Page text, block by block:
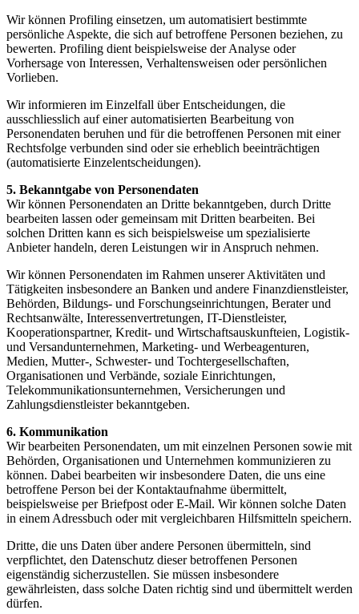
Wir können Profiling einsetzen, um automatisiert bestimmte
persönliche Aspekte, die sich auf betroffene Personen beziehen, zu
bewerten. Profiling dient beispielsweise der Analyse oder
Vorhersage von Interessen, Verhaltensweisen oder persönlichen
Vorlieben.
Wir informieren im Einzelfall über Entscheidungen, die
ausschliesslich auf einer automatisierten Bearbeitung von
Personendaten beruhen und für die betroffenen Personen mit einer
Rechtsfolge verbunden sind oder sie erheblich beeinträchtigen
(automatisierte Einzelentscheidungen).
5. Bekanntgabe von Personendaten
Wir können Personendaten an Dritte bekanntgeben, durch Dritte
bearbeiten lassen oder gemeinsam mit Dritten bearbeiten. Bei
solchen Dritten kann es sich beispielsweise um spezialisierte
Anbieter handeln, deren Leistungen wir in Anspruch nehmen.
Wir können Personendaten im Rahmen unserer Aktivitäten und
Tätigkeiten insbesondere an Banken und andere Finanzdienstleister,
Behörden, Bildungs- und Forschungseinrichtungen, Berater und
Rechtsanwälte, Interessenvertretungen, IT-Dienstleister,
Kooperationspartner, Kredit- und Wirtschaftsauskunfteien, Logistik-
und Versandunternehmen, Marketing- und Werbeagenturen,
Medien, Mutter-, Schwester- und Tochtergesellschaften,
Organisationen und Verbände, soziale Einrichtungen,
Telekommunikationsunternehmen, Versicherungen und
Zahlungsdienstleister bekanntgeben.
6. Kommunikation
Wir bearbeiten Personendaten, um mit einzelnen Personen sowie mit
Behörden, Organisationen und Unternehmen kommunizieren zu
können. Dabei bearbeiten wir insbesondere Daten, die uns eine
betroffene Person bei der Kontaktaufnahme übermittelt,
beispielsweise per Briefpost oder E-Mail. Wir können solche Daten
in einem Adressbuch oder mit vergleichbaren Hilfsmitteln speichern.
Dritte, die uns Daten über andere Personen übermitteln, sind
verpflichtet, den Datenschutz dieser betroffenen Personen
eigenständig sicherzustellen. Sie müssen insbesondere
gewährleisten, dass solche Daten richtig sind und übermittelt werden
dürfen.